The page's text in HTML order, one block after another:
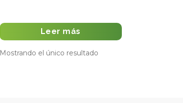
Leer más
Mostrando el único resultado